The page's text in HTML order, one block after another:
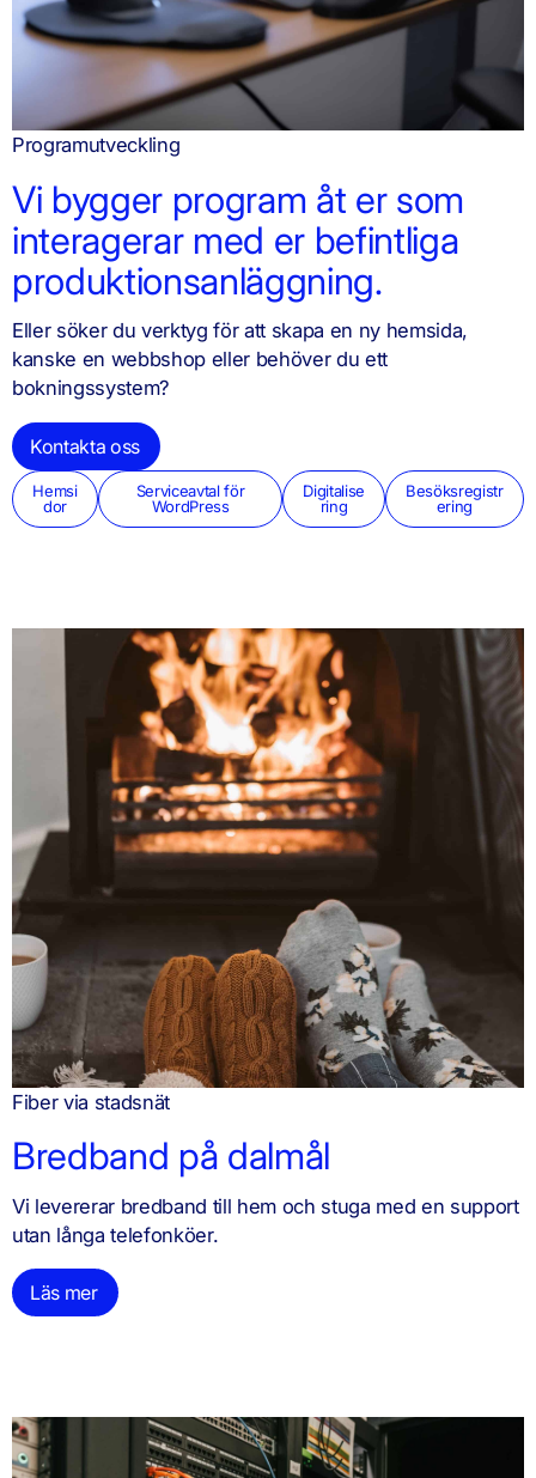
Programutveckling
Vi bygger program åt er som
interagerar med er befintliga
produktionsanläggning.
Eller söker du verktyg för att skapa en ny hemsida,
kanske en webbshop eller behöver du ett
bokningssystem?
Kontakta oss
Hemsi
dor
Serviceavtal för
WordPress
Digitalise
ring
Besöksregistr
ering
Fiber via stadsnät
Bredband på dalmål
Vi levererar bredband till hem och stuga med en support
utan långa telefonköer.
Läs mer